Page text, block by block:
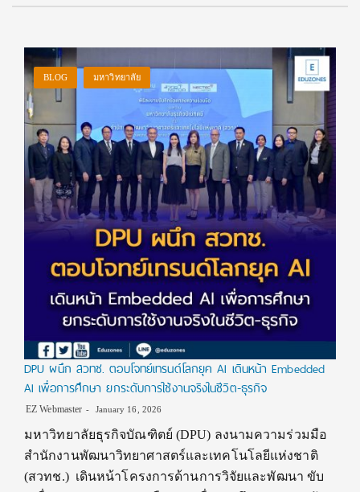
BLOG มหาวิทยาลัย
DPU ผนึก สวทช. ตอบโจทย์เทรนด์โลกยุค AI เดินหน้า Embedded
AI เพื่อการศึกษา ยกระดับการใช้งานจริงในชีวิต-ธุรกิจ
EZ Webmaster January 16, 2026
มหาวิทยาลัยธุรกิจบัณฑิตย์ (DPU) ลงนามความร่วมมือ
สำนักงานพัฒนาวิทยาศาสตร์และเทคโนโลยีแห่งชาติ
(สวทช.) เดินหน้าโครงการด้านการวิจัยและพัฒนา ขับ